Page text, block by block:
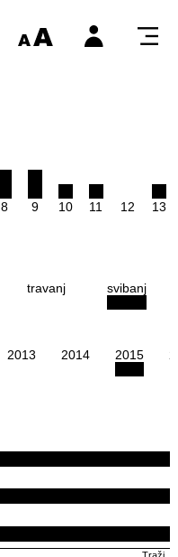
8 9 10 11 12 13
travanj svibanj
2013 2014 2015